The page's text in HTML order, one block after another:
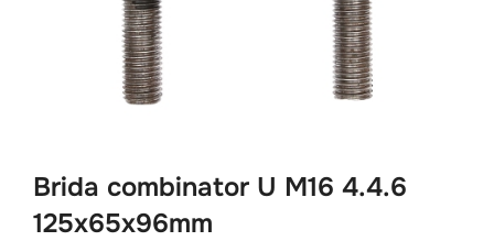
Brida combinator U M16 4.4.6
125x65x96mm